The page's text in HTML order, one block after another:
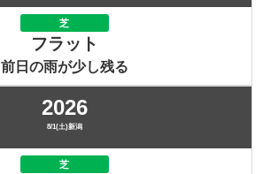
芝
フラット
前日の雨が少し残る
2026
8/1(土)新潟
芝